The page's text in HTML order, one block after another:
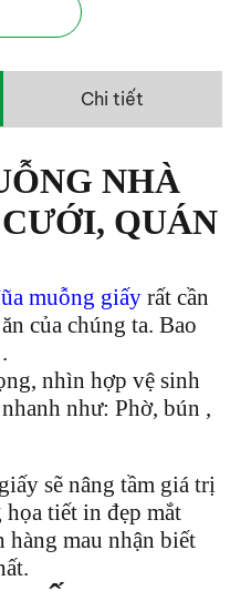
Chi tiết
NHÀ
QUÁN
muỗng giấyrất cần
của chúng ta. Bao
nhìn hợp vệ sinh
như: Phờ, bún ,
sẽ nâng tầm giá trị
tiết in đẹp mắt
hàng mau nhận biết